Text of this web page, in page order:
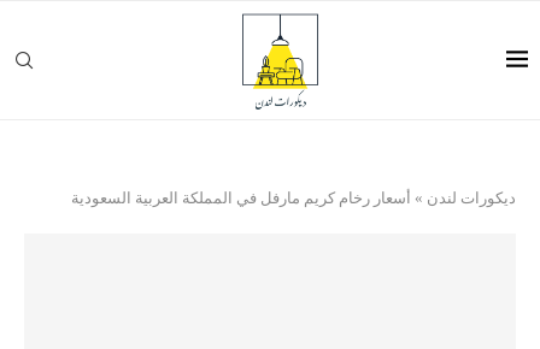
ديكورات لندن » أسعار رخام كريم مارفل في المملكة العربية السعودية